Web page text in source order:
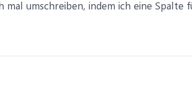
mal umschreiben, indem ich eine